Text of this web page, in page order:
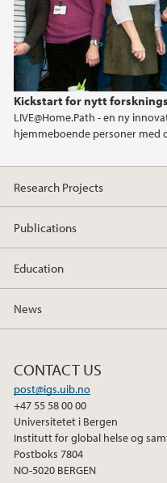
Kickstart for nytt
LIVE@Home.Path - en ny
hjemmeboende personer med
Research Projects
Publications
Education
News
CONTACT US
post@igs.uib.no
+47 55 58 00 00
Universitetet i Bergen
Institutt for global helse og
Postboks 7804
NO-5020 BERGEN